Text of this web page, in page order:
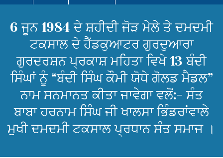
6 ਜੂਨ 1984 ਦੇ ਸ਼ਹੀਦੀ ਜੋੜ ਮੇਲੇ ਤੇ ਦਮਦਮੀ
ਟਕਸਾਲ ਦੇ ਹੈੱਡਕੁਆਟਰ ਗੁਰਦੁਆਰਾ
ਗੁਰਦਰਸ਼ਨ ਪ੍ਰਕਾਸ਼ ਮਹਿਤਾ ਵਿਖੇ 13 ਬੰਦੀ
ਸਿੰਘਾਂ ਨੂੰ “ਬੰਦੀ ਸਿੰਘ ਕੌਮੀ ਯੋਧੇ ਗੋਲਡ ਮੈਡਲ”
ਨਾਮ ਸਨਮਾਨਤ ਕੀਤਾ ਜਾਵੇਗਾ ਵਲੋਂ:- ਸੰਤ
ਬਾਬਾ ਹਰਨਾਮ ਸਿੰਘ ਜੀ ਖਾਲਸਾ ਭਿੰਡਰਾਂਵਾਲੇ
ਮੁਖੀ ਦਮਦਮੀ ਟਕਸਾਲ ਪ੍ਰਧਾਨ ਸੰਤ ਸਮਾਜ ।